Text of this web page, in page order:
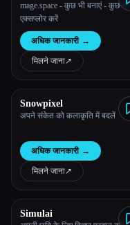
mage.space - कुछ भी बनाएं - कुछ भी
एक्सप्लोर करें
अधिक जानकारी →
मिलने जाना↗︎
Snowpixel
अपने संकेत को कलाकृति में बदलें
अधिक जानकारी →
मिलने जाना↗︎
Simulai